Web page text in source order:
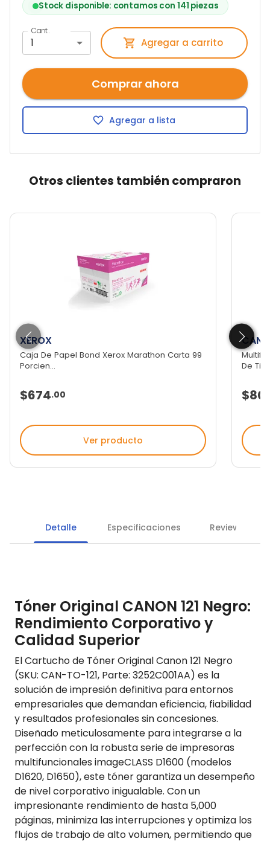
Stock disponible: contamos con 141 piezas
Cant.
1 Agregar a carrito
Comprar ahora
Agregar a lista
Otros clientes también compraron
XEROX
Caja De Papel Bond Xerox Marathon Carta 99
Porcien...
$674.00
Ver producto
De Ti...
Detalle Especificaciones Reviews
Tóner Original CANON 121 Negro:
Rendimiento Corporativo y
Calidad Superior
El Cartucho de Tóner Original Canon 121 Negro
(SKU: CAN-TO-121, Parte: 3252C001AA) es la
solución de impresión definitiva para entornos
empresariales que demandan eficiencia, fiabilidad
y resultados profesionales sin concesiones.
Diseñado meticulosamente para integrarse a la
perfección con la robusta serie de impresoras
multifuncionales imageCLASS D1600 (modelos
D1620, D1650), este tóner garantiza un desempeño
de nivel corporativo inigualable. Con un
impresionante rendimiento de hasta 5,000
páginas, minimiza las interrupciones y optimiza los
flujos de trabajo de alto volumen, permitiendo que